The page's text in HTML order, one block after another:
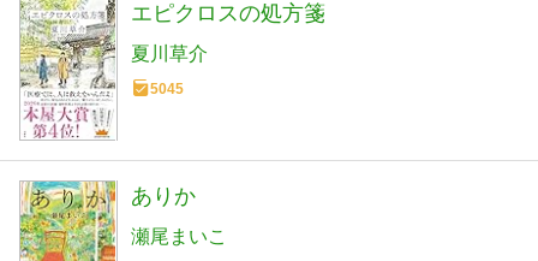
エピクロスの処方箋
夏川草介
5045
ありか
瀬尾まいこ